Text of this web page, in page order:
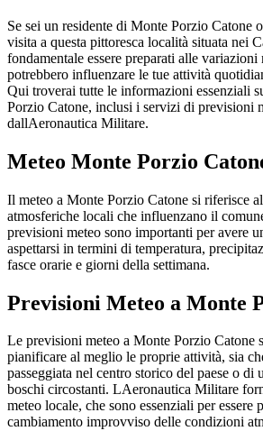
Se sei un residente di Monte Porzio Catone
visita a questa pittoresca località situata nei
fondamentale essere preparati alle
potrebbero influenzare le tue attività
Qui troverai tutte le informazioni essenziali
Porzio Catone, inclusi i servizi di previsioni
dallAeronautica Militare.
Meteo Monte Porzio
Il meteo a Monte Porzio Catone si riferisce
atmosferiche locali che influenzano il
previsioni meteo sono importanti per avere
aspettarsi in termini di temperatura,
fasce orarie e giorni della settimana.
Previsioni Meteo a Monte
Le previsioni meteo a Monte Porzio Catone
pianificare al meglio le proprie attività, sia
passeggiata nel centro storico del paese o di
boschi circostanti. LAeronautica Militare
meteo locale, che sono essenziali per essere
cambiamento improvviso delle condizioni